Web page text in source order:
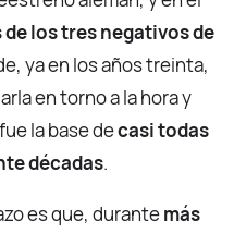
de los tres negativos de
ya en los años treinta,
en torno a la hora y
la base decasi todas
décadas.
es que, durantemás